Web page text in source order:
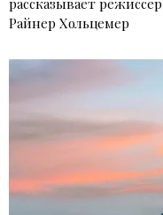
рассказывает режиссер
Райнер Хольцемер